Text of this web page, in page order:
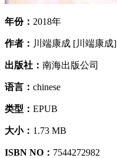
年份： 2018年
作者： 川端康成 [川端康成]
出版社： 南海出版公司
语言： chinese
类型： EPUB
大小： 1.73 MB
ISBN NO： 7544272982